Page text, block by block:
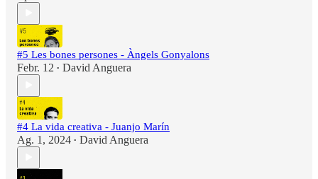
#5 Les bones persones - Àngels Gonyalons
Febr. 12 • David Anguera
#4 La vida creativa - Juanjo Marín
Ag. 1, 2024 • David Anguera